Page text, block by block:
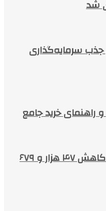
شد
جذب سرمایه‌گذاری
راهنمای خرید جامع
بورس دوباره فروریخت | کاهش ۴۷ هزار و ۶۷۹